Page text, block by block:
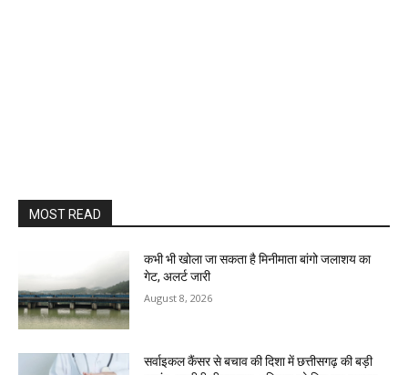
MOST READ
कभी भी खोला जा सकता है मिनीमाता बांगो जलाशय का
गेट, अलर्ट जारी
August 8, 2026
सर्वाइकल कैंसर से बचाव की दिशा में छत्तीसगढ़ की बड़ी